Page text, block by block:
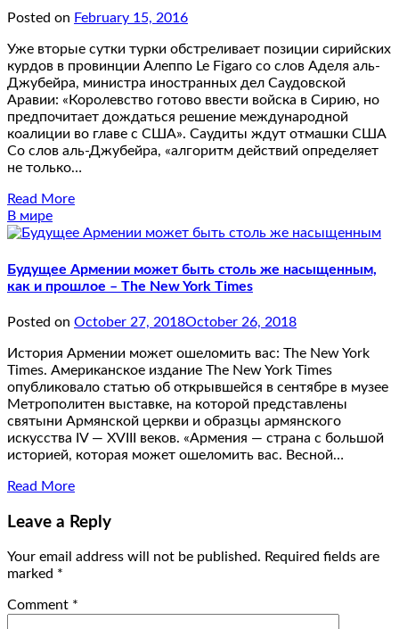
Posted on February 15, 2016
Уже вторые сутки турки обстреливает позиции сирийских
курдов в провинции Алеппо Le Figaro со слов Аделя аль-
Джубейра, министра иностранных дел Саудовской
Аравии: «Королевство готово ввести войска в Сирию, но
предпочитает дождаться решение международной
коалиции во главе с США». Саудиты ждут отмашки США
Со слов аль-Джубейра, «алгоритм действий определяет
не только…
Read More
В мире
Будущее Армении может быть столь же насыщенным,
как и прошлое – The New York Times
Posted on October 27, 2018October 26, 2018
История Армении может ошеломить вас: The New York
Times. Американское издание The New York Times
опубликовало статью об открывшейся в сентябре в музее
Метрополитен выставке, на которой представлены
святыни Армянской церкви и образцы армянского
искусства IV — XVIII веков. «Армения — страна с большой
историей, которая может ошеломить вас. Весной…
Read More
Leave a Reply
Your email address will not be published. Required fields are
marked *
Comment *